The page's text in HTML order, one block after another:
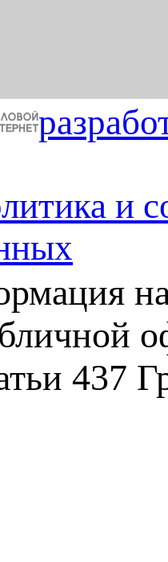
и
на
437